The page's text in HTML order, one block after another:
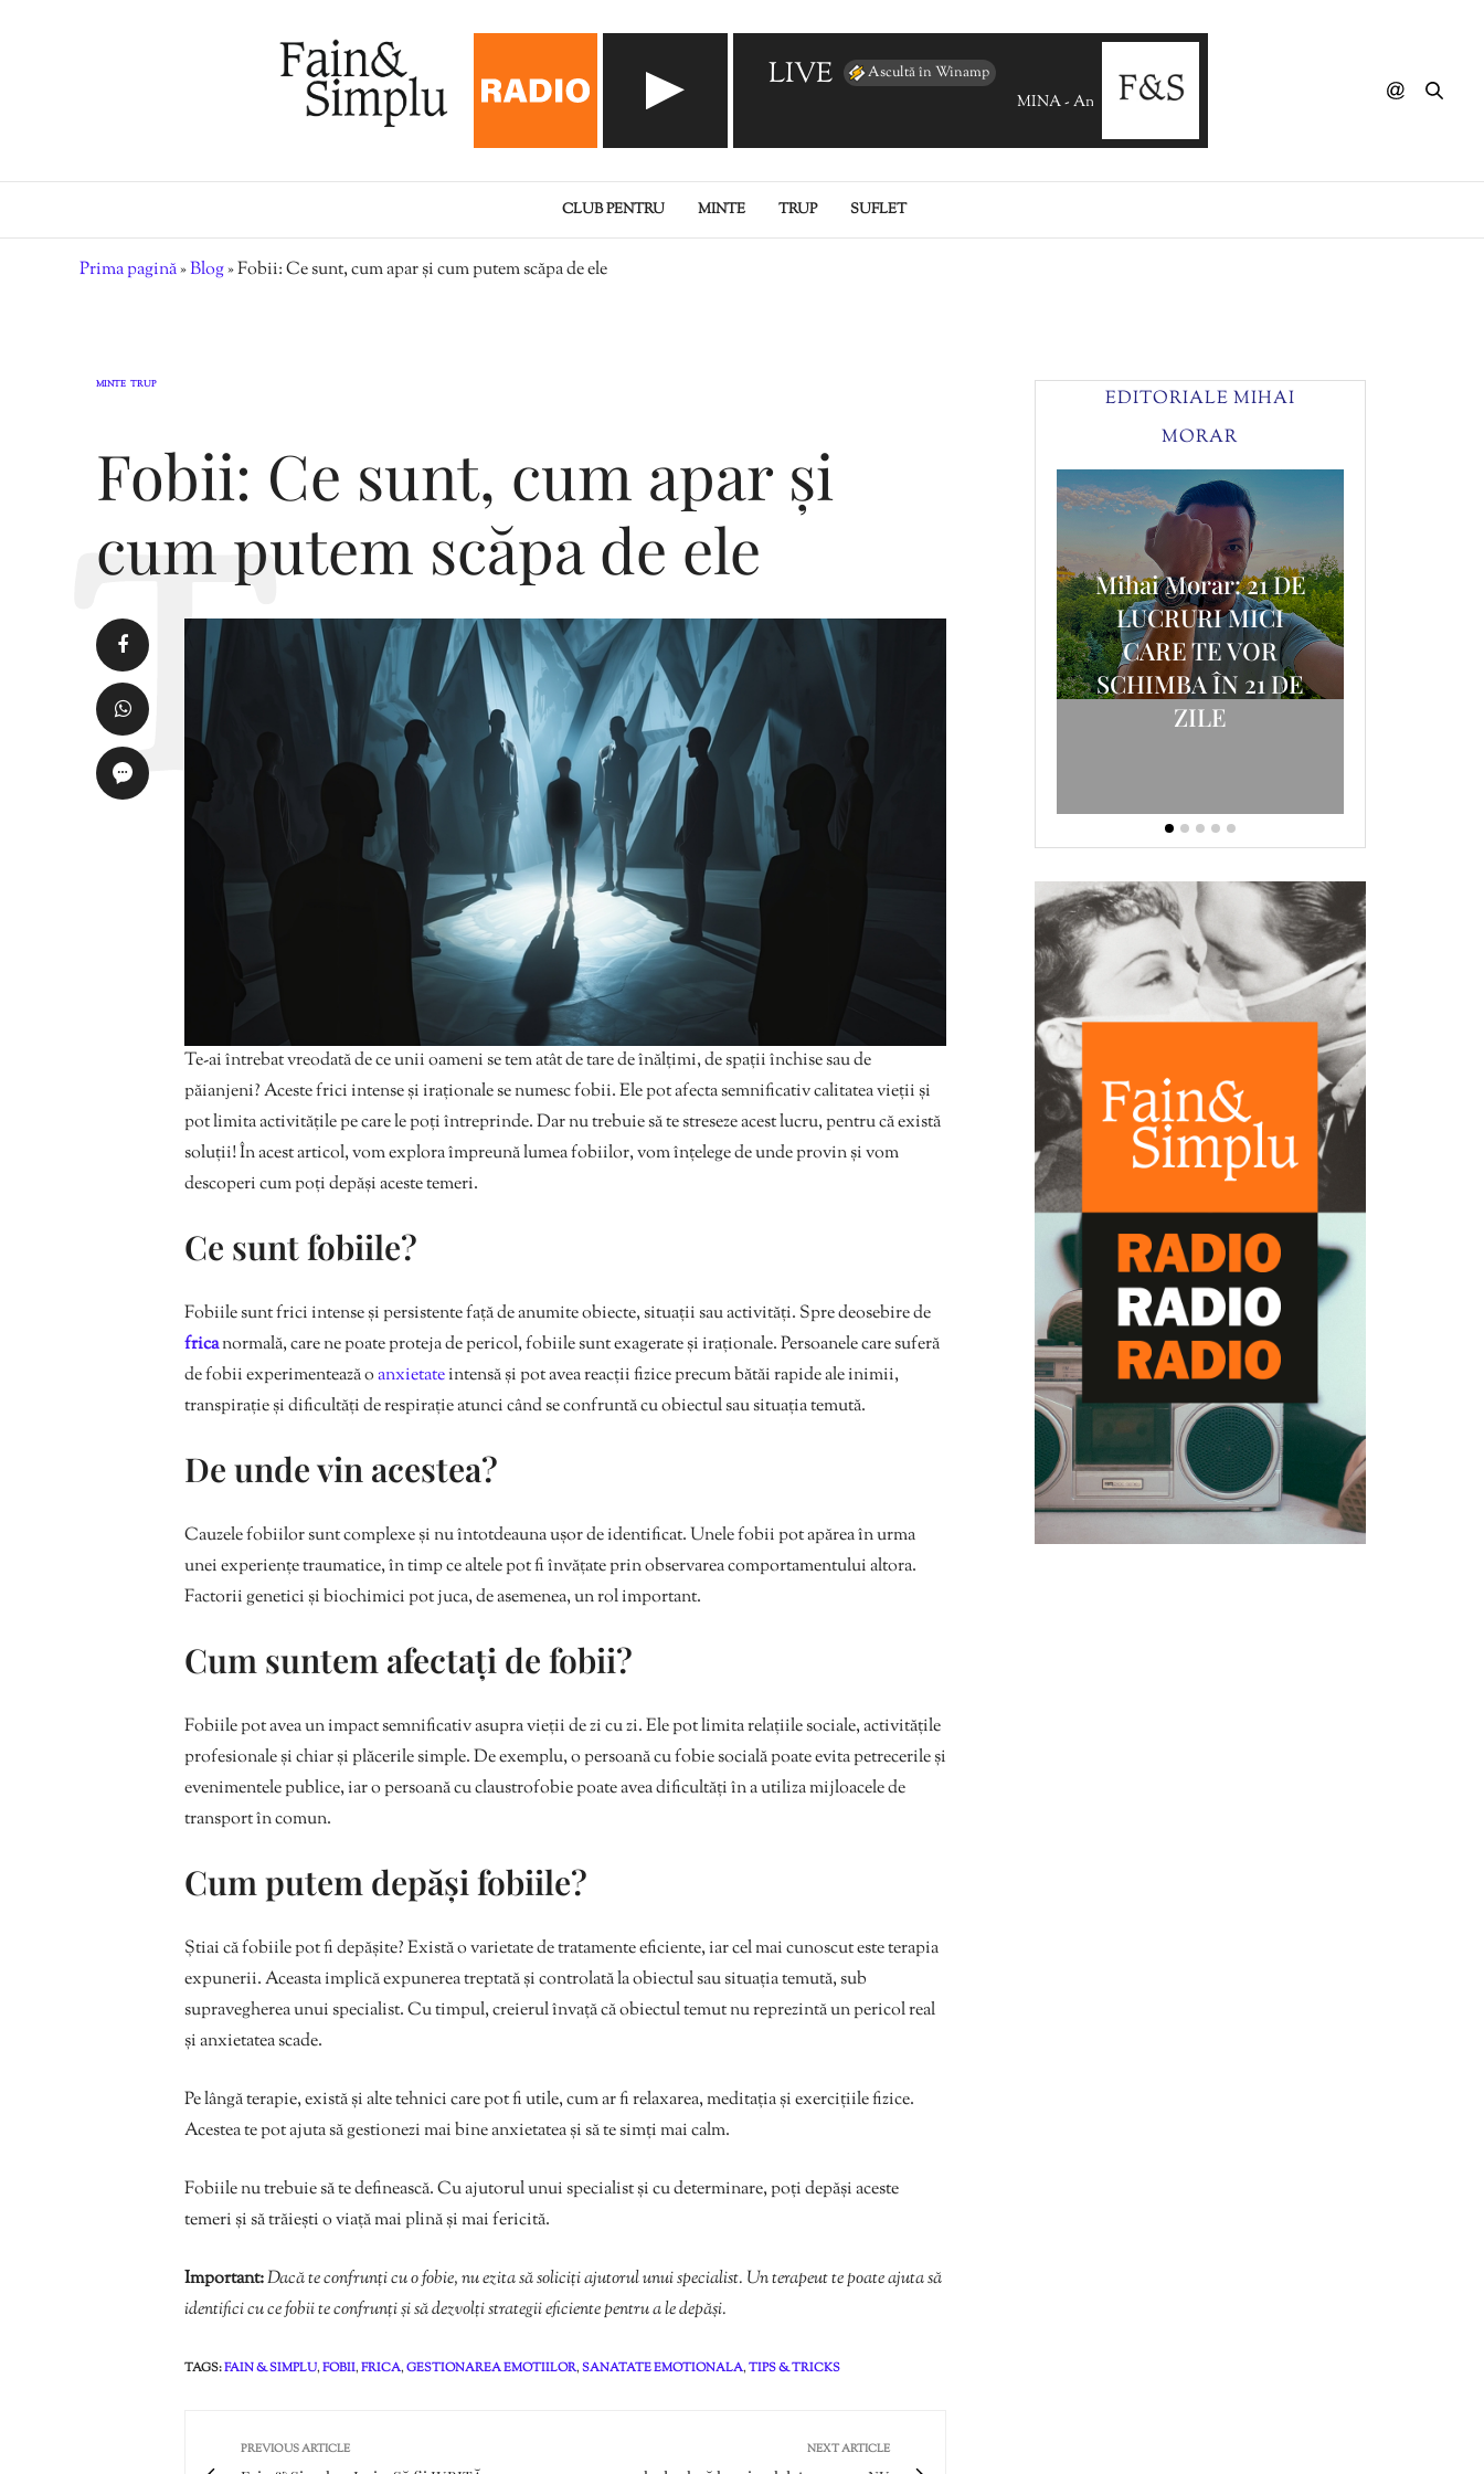
LIVE Ascultă în Winamp
MINA - Ancora, Ancora, Ancora (Mark Ronson Remix)
CLUB PENTRU MINTE TRUP SUFLET
Prima pagină»Blog»Fobii: Ce sunt, cum apar și cum putem scăpa de ele
MINTE TRUP
Fobii: Ce sunt, cum apar și
cum putem scăpa de ele
Te-ai întrebat vreodată de ce unii oameni se tem atât de tare de înălțimi, de spații închise sau de
păianjeni? Aceste frici intense și iraționale se numesc fobii. Ele pot afecta semnificativ calitatea vieții și
pot limita activitățile pe care le poți întreprinde. Dar nu trebuie să te streseze acest lucru, pentru că există
soluții! În acest articol, vom explora împreună lumea fobiilor, vom înțelege de unde provin și vom
descoperi cum poți depăși aceste temeri.
Ce sunt fobiile?
Fobiile sunt frici intense și persistente față de anumite obiecte, situații sau activități. Spre deosebire de
fricanormală, care ne poate proteja de pericol, fobiile sunt exagerate și iraționale. Persoanele care suferă
de fobii experimentează oanxietateintensă și pot avea reacții fizice precum bătăi rapide ale inimii,
transpirație și dificultăți de respirație atunci când se confruntă cu obiectul sau situația temută.
De unde vin acestea?
Cauzele fobiilor sunt complexe și nu întotdeauna ușor de identificat. Unele fobii pot apărea în urma
unei experiențe traumatice, în timp ce altele pot fi învățate prin observarea comportamentului altora.
Factorii genetici și biochimici pot juca, de asemenea, un rol important.
Cum suntem afectați de fobii?
Fobiile pot avea un impact semnificativ asupra vieții de zi cu zi. Ele pot limita relațiile sociale, activitățile
profesionale și chiar și plăcerile simple. De exemplu, o persoană cu fobie socială poate evita petrecerile și
evenimentele publice, iar o persoană cu claustrofobie poate avea dificultăți în a utiliza mijloacele de
transport în comun.
Cum putem depăși fobiile?
Știai că fobiile pot fi depășite? Există o varietate de tratamente eficiente, iar cel mai cunoscut este terapia
expunerii. Aceasta implică expunerea treptată și controlată la obiectul sau situația temută, sub
supravegherea unui specialist. Cu timpul, creierul învață că obiectul temut nu reprezintă un pericol real
și anxietatea scade.
Pe lângă terapie, există și alte tehnici care pot fi utile, cum ar fi relaxarea, meditația și exercițiile fizice.
Acestea te pot ajuta să gestionezi mai bine anxietatea și să te simți mai calm.
Fobiile nu trebuie să te definească. Cu ajutorul unui specialist și cu determinare, poți depăși aceste
temeri și să trăiești o viață mai plină și mai fericită.
Important:Dacă te confrunți cu o fobie, nu ezita să soliciți ajutorul unui specialist. Un terapeut te poate ajuta să
identifici cu ce fobii te confrunți și să dezvolți strategii eficiente pentru a le depăși.
TAGS:FAIN & SIMPLU,FOBII,FRICA,GESTIONAREA EMOTIILOR,SANATATE EMOTIONALA,TIPS & TRICKS
PREVIOUS ARTICLE NEXT ARTICLE
EDITORIALE MIHAI
MORAR
Morar: CUM L-AM
SALVAT PE FĂT-
Mihai Morar: 21 DE
LUCRURI MICI
CARE TE VOR
SCHIMBA ÎN 21 DE
ZILE